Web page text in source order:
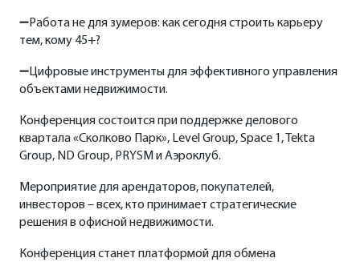
➖Работа не для зумеров: как сегодня строить карьеру
тем, кому 45+?
➖Цифровые инструменты для эффективного управления
объектами недвижимости.
Конференция состоится при поддержке делового
квартала «Сколково Парк», Level Group, Space 1, Tekta
Group, ND Group, PRYSM и Аэроклуб.
Мероприятие для арендаторов, покупателей,
инвесторов – всех, кто принимает стратегические
решения в офисной недвижимости.
Конференция станет платформой для обмена